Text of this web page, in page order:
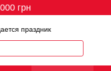
грн
праздник